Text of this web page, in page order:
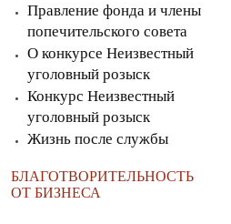
Правление фонда и члены
попечительского совета
О конкурсе Неизвестный
уголовный розыск
Конкурс Неизвестный
уголовный розыск
Жизнь после службы
БЛАГОТВОРИТЕЛЬНОСТЬ
ОТ БИЗНЕСА